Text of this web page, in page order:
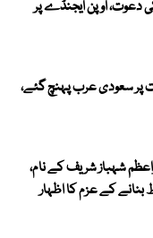
دعوت، اوپن ایجنڈے پر
پر سعودی عرب پہنچ گئے،
شہباز شریف کے نام،
کے عزم کا اظہار